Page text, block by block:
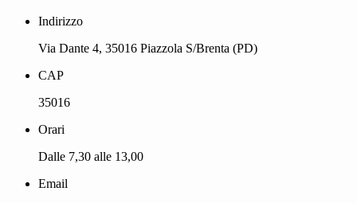
Indirizzo
Via Dante 4, 35016 Piazzola S/Brenta (PD)
CAP
35016
Orari
Dalle 7,30 alle 13,00
Email